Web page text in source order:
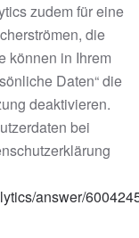
zudem für eine
die
können in Ihrem
Daten“ die
deaktivieren.
bei
answer/